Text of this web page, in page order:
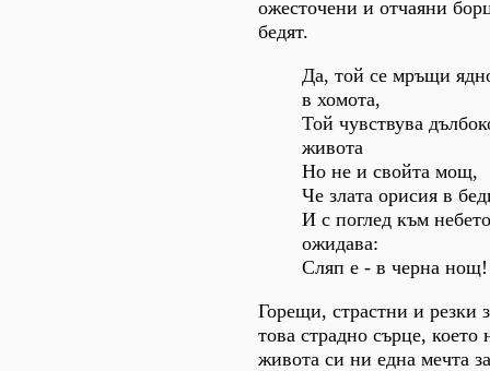
ожесточени и отчаяни
бедят.
Да, той се мръщи
в хомота,
Той чувствува
живота
Но не и свойта мощ,
Че злата орисия в
И с поглед към
ожидава:
Сляп е - в черна нощ!
Горещи, страстни и резки
това страдно сърце,
живота си ни една мечта